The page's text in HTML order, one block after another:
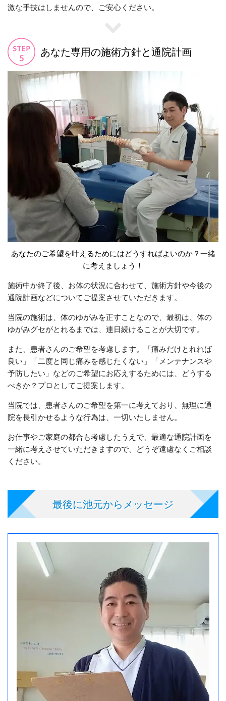
激な手技はしませんので、ご安心ください。
あなた専用の施術方針と通院計画
あなたのご希望を叶えるためにはどうすればよいのか？一緒
に考えましょう！
施術中か終了後、お体の状況に合わせて、施術方針や今後の
通院計画などについてご提案させていただきます。
当院の施術は、体のゆがみを正すことなので、最初は、体の
ゆがみグセがとれるまでは、連日続けることが大切です。
また、患者さんのご希望を考慮します。「痛みだけとれれば
良い」「二度と同じ痛みを感じたくない」「メンテナンスや
予防したい」などのご希望にお応えするためには、どうする
べきか？プロとしてご提案します。
当院では、患者さんのご希望を第一に考えており、無理に通
院を長引かせるような行為は、一切いたしません。
お仕事やご家庭の都合も考慮したうえで、最適な通院計画を
一緒に考えさせていただきますので、どうぞ遠慮なくご相談
ください。
最後に池元からメッセージ